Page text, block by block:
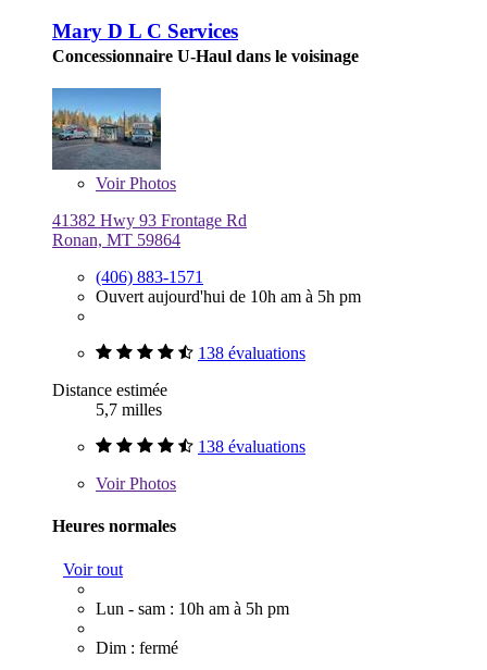
Mary D L C Services
Concessionnaire U-Haul dans le voisinage
VoirPhotos
41382 Hwy 93 Frontage Rd
Ronan, MT 59864
(406) 883-1571
Ouvert aujourd'hui de 10h am à 5h pm
138 évaluations
Distance estimée
5,7 milles
138 évaluations
VoirPhotos
Heures normales
Voir tout
Lun - sam : 10h am à 5h pm
Dim : fermé